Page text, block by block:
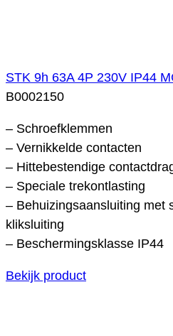
STK 9h 63A 4P 230V IP44
B0002150
– Schroefklemmen
– Vernikkelde contacten
– Hittebestendige
– Speciale trekontlasting
– Behuizingsaansluiting met
kliksluiting
– Beschermingsklasse IP44
Bekijk product